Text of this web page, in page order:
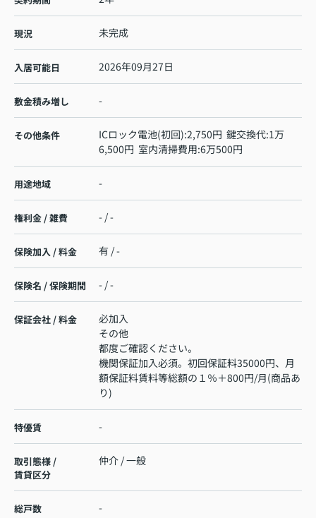
現況 未完成
入居可能日 2026年09月27日
敷金積み増し -
その他条件
ICロック電池(初回):2,750円 鍵交換代:1万
6,500円 室内清掃費用:6万500円
用途地域 -
権利金 / 雑費 - / -
保険加入 / 料金 有 / -
保険名 / 保険期間 - / -
保証会社 / 料金
必加入
その他
都度ご確認ください。
機関保証加入必須。初回保証料35000円、月
額保証料賃料等総額の１％＋800円/月(商品あ
り)
特優賃 -
取引態様 /
賃貸区分
仲介 / 一般
総戸数 -